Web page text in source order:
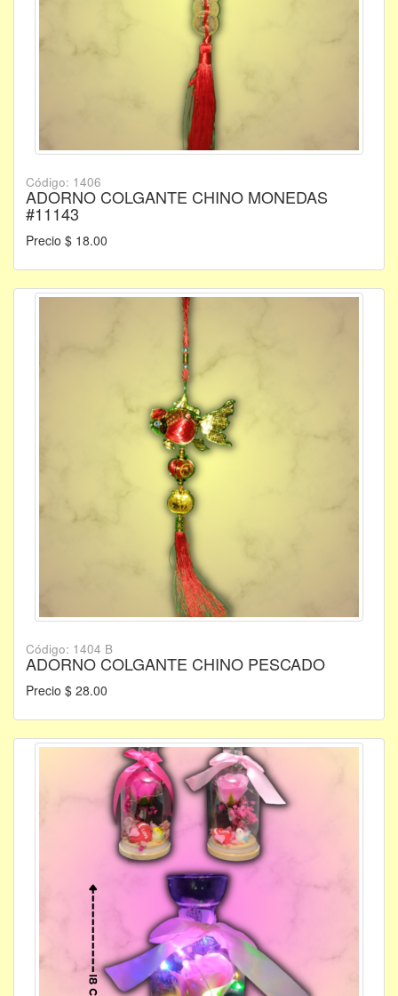
Código: 1406
ADORNO COLGANTE CHINO MONEDAS
#11143
Precio $ 18.00
Código: 1404 B
ADORNO COLGANTE CHINO PESCADO
Precio $ 28.00